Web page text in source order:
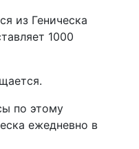
из Геническа
1000
по этому
ежедневно в